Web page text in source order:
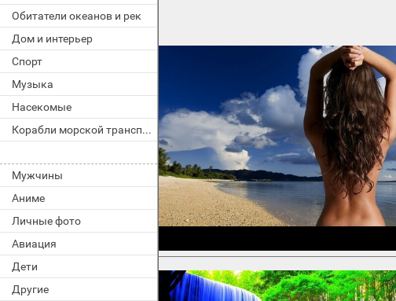
Обитатели океанов и рек
Дом и интерьер
Спорт
Музыка
Насекомые
Корабли морской транспорт
Мужчины
Аниме
Личные фото
Авиация
Дети
Другие